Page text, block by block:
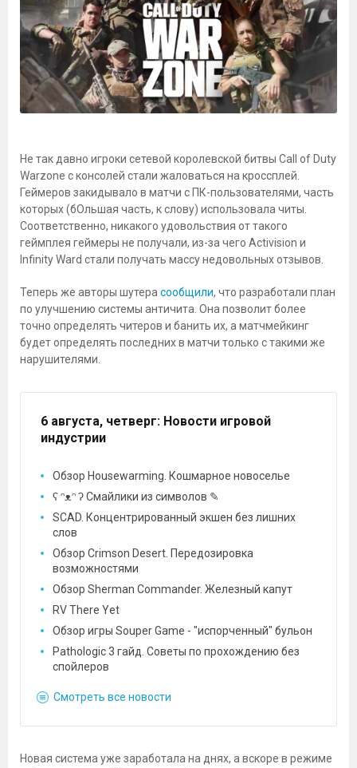
Не так давно игроки сетевой королевской битвы Call of Duty
Warzone с консолей стали жаловаться на кроссплей.
Геймеров закидывало в матчи с ПК-пользователями, часть
которых (бОльшая часть, к слову) использовала читы.
Соответственно, никакого удовольствия от такого
геймплея геймеры не получали, из-за чего Activision и
Infinity Ward стали получать массу недовольных отзывов.
Теперь же авторы шутера сообщили, что разработали план
по улучшению системы античита. Она позволит более
точно определять читеров и банить их, а матчмейкинг
будет определять последних в матчи только с такими же
нарушителями.
6 августа, четверг: Новости игровой
индустрии
Обзор Housewarming. Кошмарное новоселье
ʕ ᵔᴥᵔ ʔ Смайлики из символов ✎
SCAD. Концентрированный экшен без лишних
слов
Обзор Crimson Desert. Передозировка
возможностями
Обзор Sherman Commander. Железный капут
RV There Yet
Обзор игры Souper Game - "испорченный" бульон
Pathologic 3 гайд. Советы по прохождению без
спойлеров
Смотреть все новости
Новая система уже заработала на днях, а вскоре в режиме